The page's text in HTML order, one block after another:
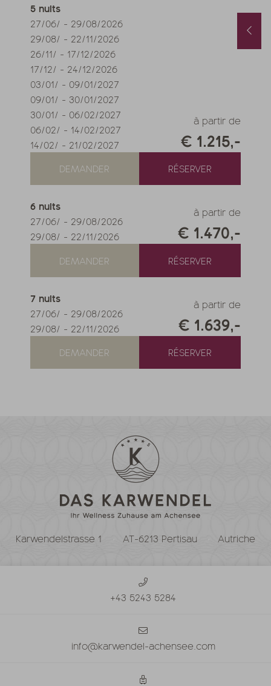
Forfait printemps & automne avec 1 jour offert & soin beauté
-22/11/2026
-26/06/2027
10/2027-21/11/2027
à partir de€ 990,-
PLUS D'OFFRES
5 nuits
27/06/ - 29/08/2026
29/08/ - 22/11/2026
26/11/ - 17/12/2026
17/12/ - 24/12/2026
03/01/ - 09/01/2027
09/01/ - 30/01/2027
30/01/ - 06/02/2027
06/02/ - 14/02/2027
14/02/ - 21/02/2027
à partir de
€ 1.215,-
DEMANDER RÉSERVER
6 nuits
27/06/ - 29/08/2026
29/08/ - 22/11/2026
à partir de
€ 1.470,-
DEMANDER RÉSERVER
7 nuits
27/06/ - 29/08/2026
29/08/ - 22/11/2026
à partir de
€ 1.639,-
DEMANDER RÉSERVER
Karwendelstrasse 1 AT-6213 Pertisau Autriche
+43 5243 5284
info@karwendel-achensee.com